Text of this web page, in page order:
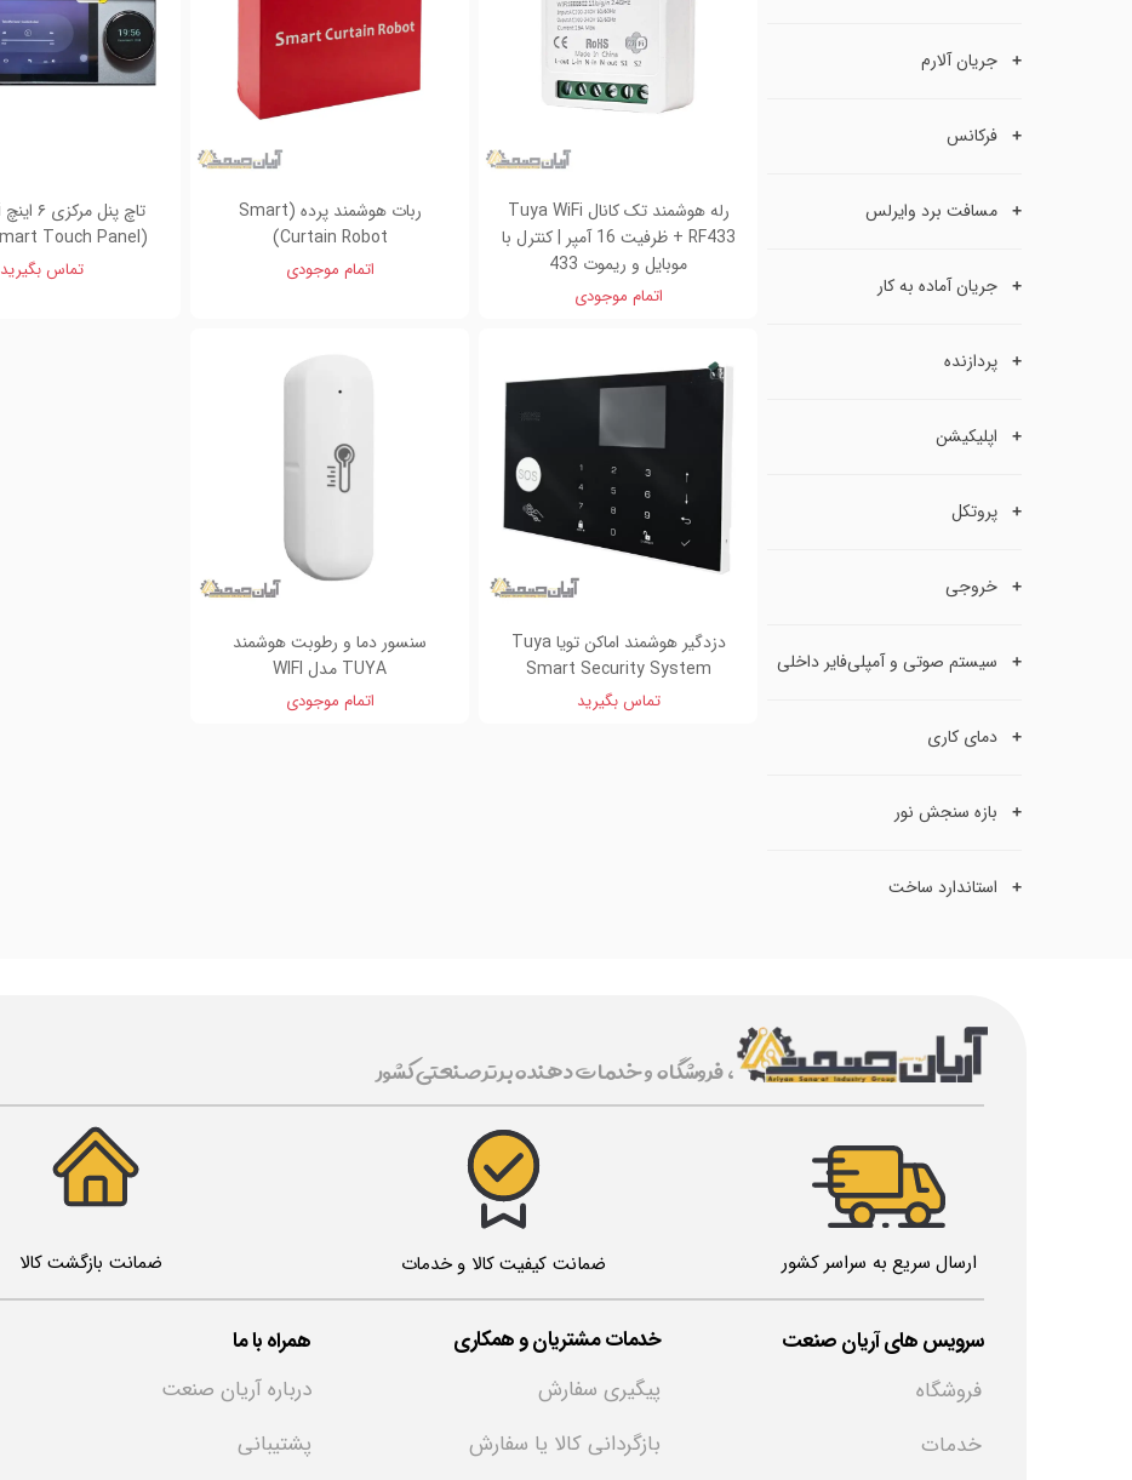
جریان آلارم
فرکانس
مسافت برد وایرلس
جریان آماده به کار
پردازنده
اپلیکیشن
پروتکل
خروجی
سیستم صوتی و آمپلی‌فایر داخلی
دمای کاری
بازه سنجش نور
استاندارد ساخت
رله هوشمند تک کانال Tuya WiFi
+ RF433 ظرفیت 16 آمپر | کنترل با
موبایل و ریموت 433
اتمام موجودی
ربات هوشمند پرده (Smart
Curtain Robot)
اتمام موجودی
(Tuya Smart Touch Panel)
تماس بگیرید
دزدگیر هوشمند اماکن تویا Tuya
Smart Security System
تماس بگیرید
سنسور دما و رطوبت هوشمند
TUYA مدل WIFI
اتمام موجودی
ضمانت بازگشت کالا ضمانت کیفیت کالا و خدمات
، فروشگاه و خدمات دهنده برتر صنعتی کشور
​سرویس های آریان صنعت خدمات مشتریان و همکاری
همراه با ما
فروشگاه
خدمات
پیگیری سفارش
بازگردانی کالا یا سفارش
درباره آریان صنعت
پشتیبانی
ارسال سریع به سراسر کشور